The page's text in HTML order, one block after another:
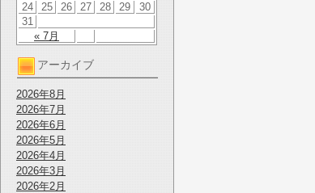
« 7月
24
25 26 27 28 29
30
31
アーカイブ
2026年8月
2026年7月
2026年6月
2026年5月
2026年4月
2026年3月
2026年2月